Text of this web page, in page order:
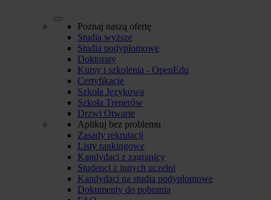
Poznaj naszą ofertę
Studia wyższe
Studia podyplomowe
Doktoraty
Kursy i szkolenia - OpenEdu
Certyfikacje
Szkoła Językowa
Szkoła Trenerów
Drzwi Otwarte
Aplikuj bez problemu
Zasady rekrutacji
Listy rankingowe
Kandydaci z zagranicy
Studenci z innych uczelni
Kandydaci na studia podyplomowe
Dokumenty do pobrania